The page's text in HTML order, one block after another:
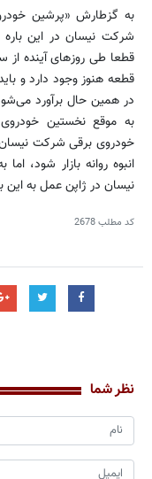
به گزطارش «پرشین
شركت نیسان در این
قطعا طی روزهای آینده
قطعه هنوز وجود دارد و
در همین حال برآورد
به موقع نخستین
خودروی برقی شركت
انبوه روانه بازار شود،
نیسان در ژاپن عمل به این
کد مطلب2678
نظر شما